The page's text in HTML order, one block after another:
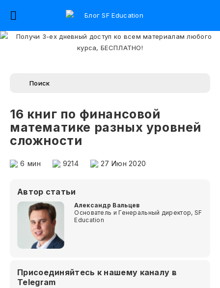
16 книг по финансовой
математике разных уровней
сложности
6 мин 9214 27 Июн 2020
Автор статьи
Александр Вальцев
Основатель и Генеральный директор, SF
Education
Присоединяйтесь к нашему каналу в
Telegram